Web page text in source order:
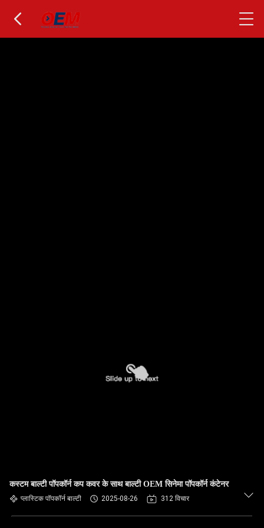
कस्टम बाल्टी पॉपकॉर्न कप कवर के साथ बाल्टी OEM सिनेमा पॉपकॉर्न कंटेनर
प्लास्टिक पॉपकॉर्न बाल्टी 2025-08-26 312 विचार